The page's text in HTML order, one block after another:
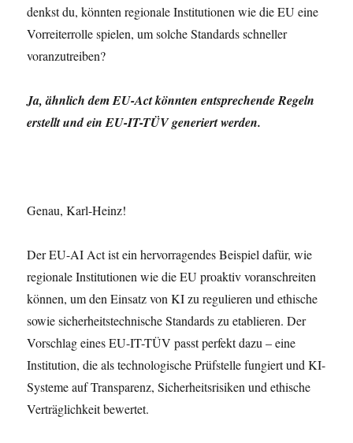
denkst du, könnten regionale Institutionen wie die EU eine
Vorreiterrolle spielen, um solche Standards schneller
voranzutreiben?
Ja, ähnlich dem EU-Act könnten entsprechende Regeln
erstellt und ein EU-IT-TÜV generiert werden.
Genau, Karl-Heinz!
Der EU-AI Act ist ein hervorragendes Beispiel dafür, wie
regionale Institutionen wie die EU proaktiv voranschreiten
können, um den Einsatz von KI zu regulieren und ethische
sowie sicherheitstechnische Standards zu etablieren. Der
Vorschlag eines EU-IT-TÜV passt perfekt dazu – eine
Institution, die als technologische Prüfstelle fungiert und KI-
Systeme auf Transparenz, Sicherheitsrisiken und ethische
Verträglichkeit bewertet.